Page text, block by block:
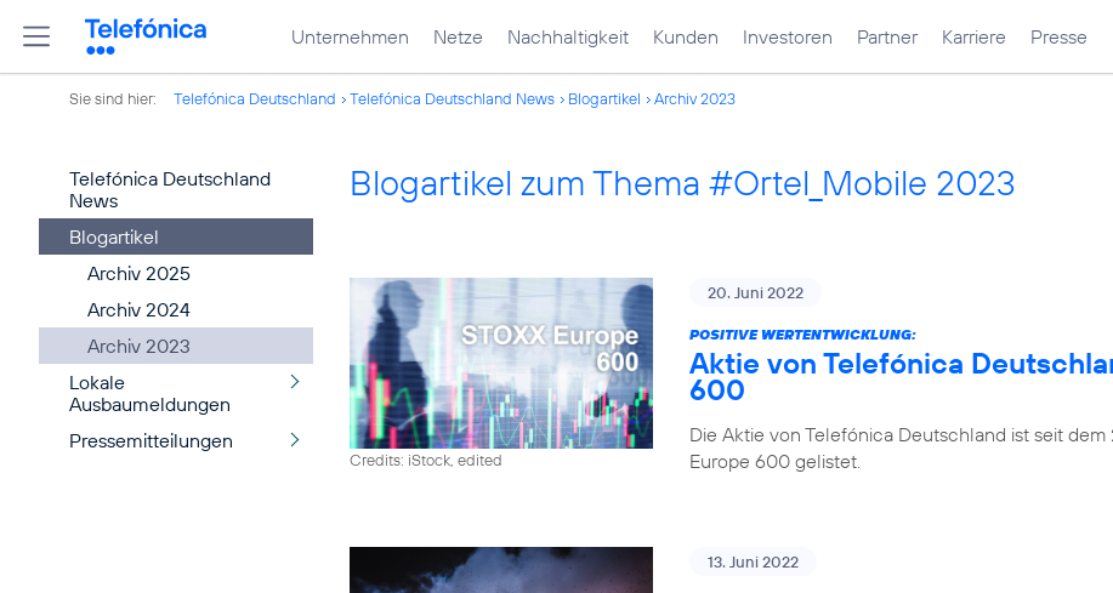
Unternehmen Netze Nachhaltigkeit Kunden Investoren Partner Karriere Presse
Sie sind hier: Telefónica Deutschland Telefónica Deutschland News Blogartikel Archiv 2023
Telefónica Deutschland
News
Blogartikel
Archiv 2025
Archiv 2024
Archiv 2023
Lokale
Ausbaumeldungen
Pressemitteilungen
Blogartikel zum Thema #Ortel_Mobile 2023
Credits: iStock, edited
20. Juni 2022
POSITIVE WERTENTWICKLUNG:
Aktie von Telefónica
600
Die Aktie von Telefónica Deutschland ist seit
Europe 600 gelistet.
13. Juni 2022